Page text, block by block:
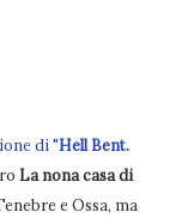
di "Hell Bent.
La nona casa di
e Ossa, ma